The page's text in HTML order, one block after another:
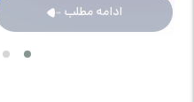
ادامه مطلب